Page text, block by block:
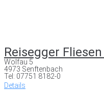
Reisegger
Wolfau 5
4973 Senftenbach
Tel: 07751 8182-0
Details